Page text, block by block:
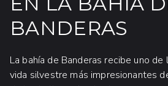
BANDERAS
La bahía de Banderas recibe uno
vida silvestre más impresionantes